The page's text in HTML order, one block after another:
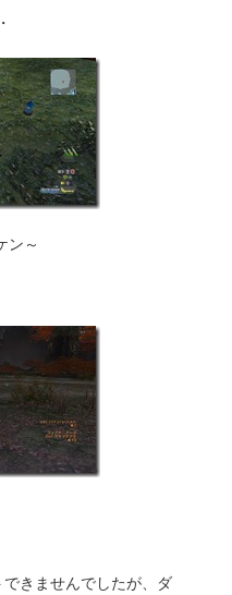
ン～
きませんでしたが、ダ